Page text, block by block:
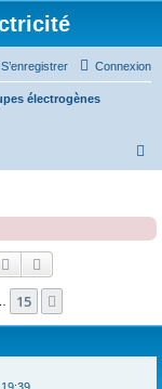
Connexion
S’enregistrer
électrogènes
e
Rechercher
15